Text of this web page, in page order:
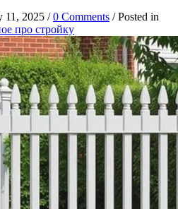
“Под
—
это
лучше,
чем
вы
думаете
11, 2025 / 0 Comments / Posted in
про стройку